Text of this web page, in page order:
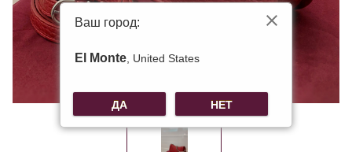
Ваш город:
El Monte , United States
ДА НЕТ